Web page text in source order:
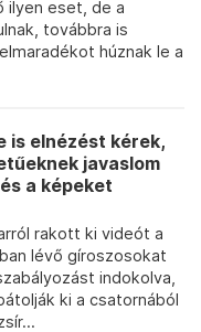
ilyen eset, de a
továbbra is
húznak le a
is elnézést kérek,
javaslom
a képeket
rakott ki videót a
lévő gíroszosokat
indokolva,
ki a csatornából